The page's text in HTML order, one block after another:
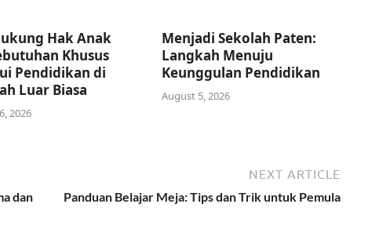
Hak Anak
Khusus
Pendidikan di
Luar Biasa
2026
Menjadi Sekolah Paten:
Langkah Menuju
Keunggulan Pendidikan
August 5, 2026
dan
NEXT ARTICLE
Panduan Belajar Meja: Tips dan Trik untuk Pemula